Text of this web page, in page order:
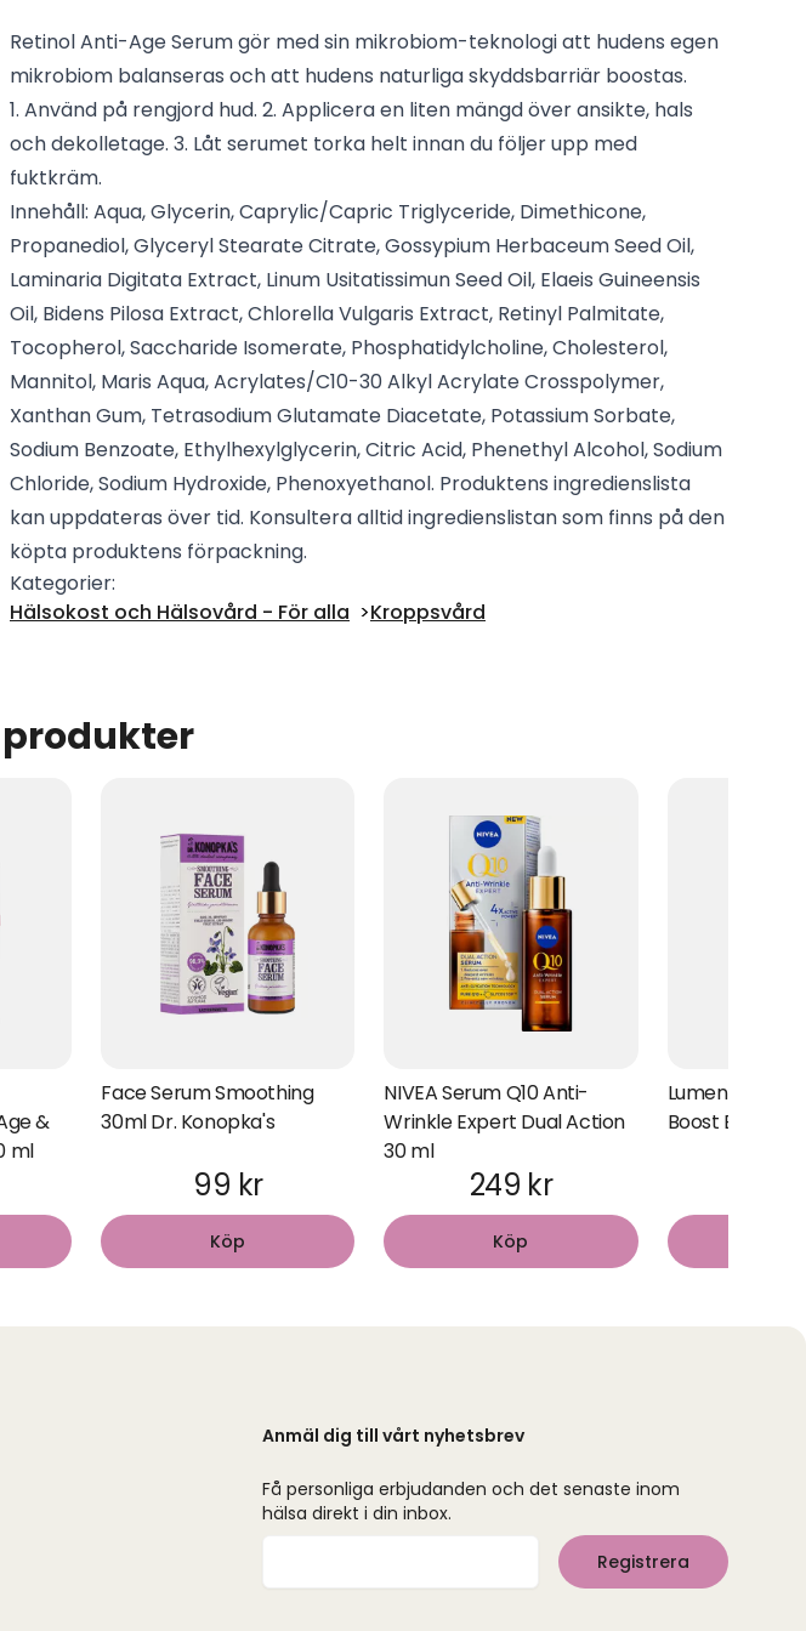
Retinol Anti-Age Serum gör med sin mikrobiom-teknologi att hudens egen
mikrobiom balanseras och att hudens naturliga skyddsbarriär boostas.
1. Använd på rengjord hud. 2. Applicera en liten mängd över ansikte, hals
och dekolletage. 3. Låt serumet torka helt innan du följer upp med
fuktkräm.
Innehåll: Aqua, Glycerin, Caprylic/Capric Triglyceride, Dimethicone,
Propanediol, Glyceryl Stearate Citrate, Gossypium Herbaceum Seed Oil,
Laminaria Digitata Extract, Linum Usitatissimun Seed Oil, Elaeis Guineensis
Oil, Bidens Pilosa Extract, Chlorella Vulgaris Extract, Retinyl Palmitate,
Tocopherol, Saccharide Isomerate, Phosphatidylcholine, Cholesterol,
Mannitol, Maris Aqua, Acrylates/C10-30 Alkyl Acrylate Crosspolymer,
Xanthan Gum, Tetrasodium Glutamate Diacetate, Potassium Sorbate,
Sodium Benzoate, Ethylhexylglycerin, Citric Acid, Phenethyl Alcohol, Sodium
Chloride, Sodium Hydroxide, Phenoxyethanol. Produktens ingredienslista
kan uppdateras över tid. Konsultera alltid ingredienslistan som finns på den
köpta produktens förpackning.
Kategorier:
Hälsokost och Hälsovård - För alla
Kroppsvård
&
ml
Face Serum Smoothing
30ml Dr. Konopka's
99 kr
Köp
NIVEA Serum Q10 Anti-
Wrinkle Expert Dual Action
30 ml
249 kr
Köp
Lumene
Boost Essence
Anmäl dig till vårt nyhetsbrev
Få personliga erbjudanden och det senaste inom
hälsa direkt i din inbox.
Registrera